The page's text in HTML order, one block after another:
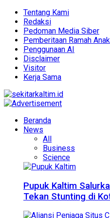
Tentang Kami
Redaksi
Pedoman Media Siber
Pemberitaan Ramah Anak
Penggunaan AI
Disclaimer
Visitor
Kerja Sama
Beranda
News
All
Business
Science
Pupuk Kaltim
Tekan Stunting di